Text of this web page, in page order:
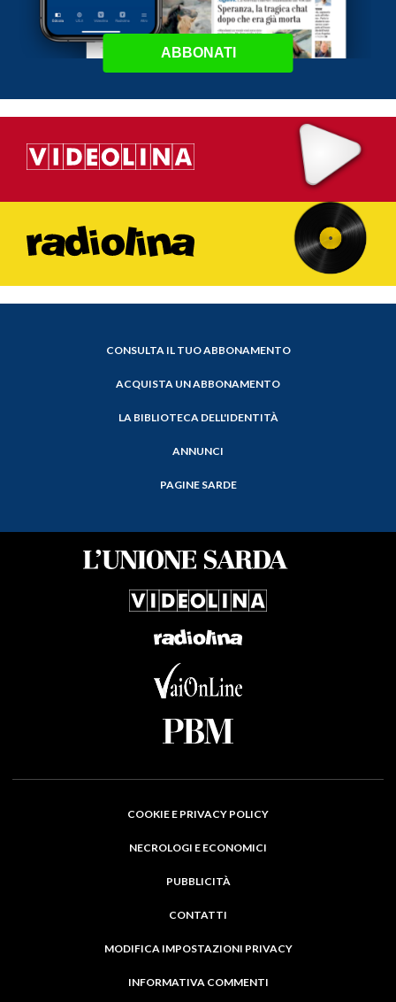
ABBONATI
CONSULTA IL TUO ABBONAMENTO
ACQUISTA UN ABBONAMENTO
LA BIBLIOTECA DELL'IDENTITÀ
ANNUNCI
PAGINE SARDE
COOKIE E PRIVACY POLICY
NECROLOGI E ECONOMICI
PUBBLICITÀ
CONTATTI
MODIFICA IMPOSTAZIONI PRIVACY
INFORMATIVA COMMENTI